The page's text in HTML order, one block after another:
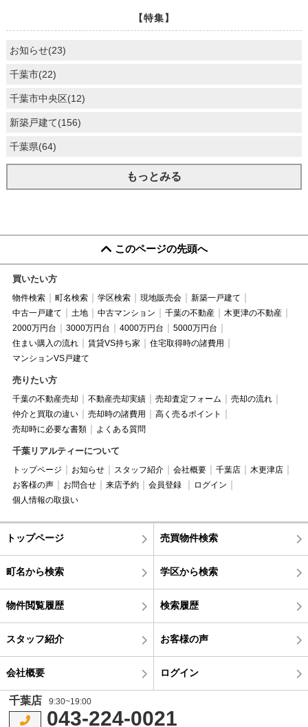
【特集】
お知らせ(23)
千葉市(22)
千葉市中央区(12)
新築戸建て(156)
千葉県(64)
もっとみる
このページの先頭へ
買いたい方
物件検索 町名検索 学区検索 現地販売会
新築一戸建て
中古一戸建て
土地 中古マンション 千葉の不動産
木更津の不動産
2000万円台
3000万円台 4000万円台
5000万円台
住まい購入の流れ
賃貸VS持ち家
住宅取得時の諸費用
マンションVS戸建て
売りたい方
千葉の不動産売却 不動産売却実績 売却査定フォーム
売却の流れ
仲介と買取の違い
売却時の諸費用
高く売るポイント
売却時に必要な書類
よくある質問
千葉リアルティーについて
トップページ お知らせ スタッフ紹介 会社概要 千葉店
木更津店
お客様の声
お問合せ 来店予約 会員登録
ログイン
個人情報の取扱い
トップページ 売買物件検索
町名から検索 学区から検索
物件閲覧履歴 検索履歴
スタッフ紹介 お客様の声
会社概要 ログイン
千葉店 9:30~19:00
043-224-0021